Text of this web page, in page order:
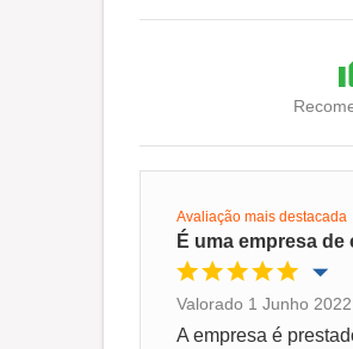
Avaliação mais destacada
É uma empresa
Oportunidade de
Valorado 1 Junho
A empresa é